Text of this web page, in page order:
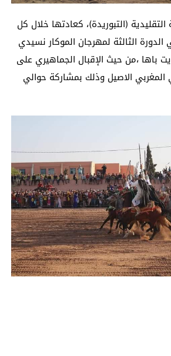
(التبوريدة)، كعادتها خلال كل
الثالثة لمهرجان الموكار نسيدي
باها ،من حيث الإقبال الجماهيري على
المغربي الاصيل وذلك بمشاركة حوالي